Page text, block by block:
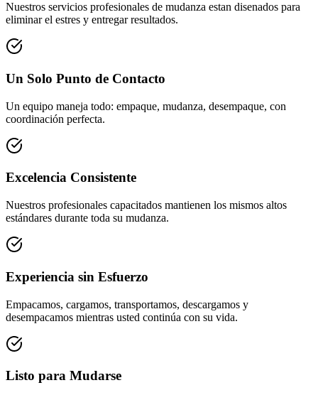
Nuestros servicios profesionales de mudanza estan disenados para
eliminar el estres y entregar resultados.
Un Solo Punto de Contacto
Un equipo maneja todo: empaque, mudanza, desempaque, con
coordinación perfecta.
Excelencia Consistente
Nuestros profesionales capacitados mantienen los mismos altos
estándares durante toda su mudanza.
Experiencia sin Esfuerzo
Empacamos, cargamos, transportamos, descargamos y
desempacamos mientras usted continúa con su vida.
Listo para Mudarse